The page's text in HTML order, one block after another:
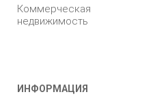
Коммерческая
недвижимость
ИНФОРМАЦИЯ